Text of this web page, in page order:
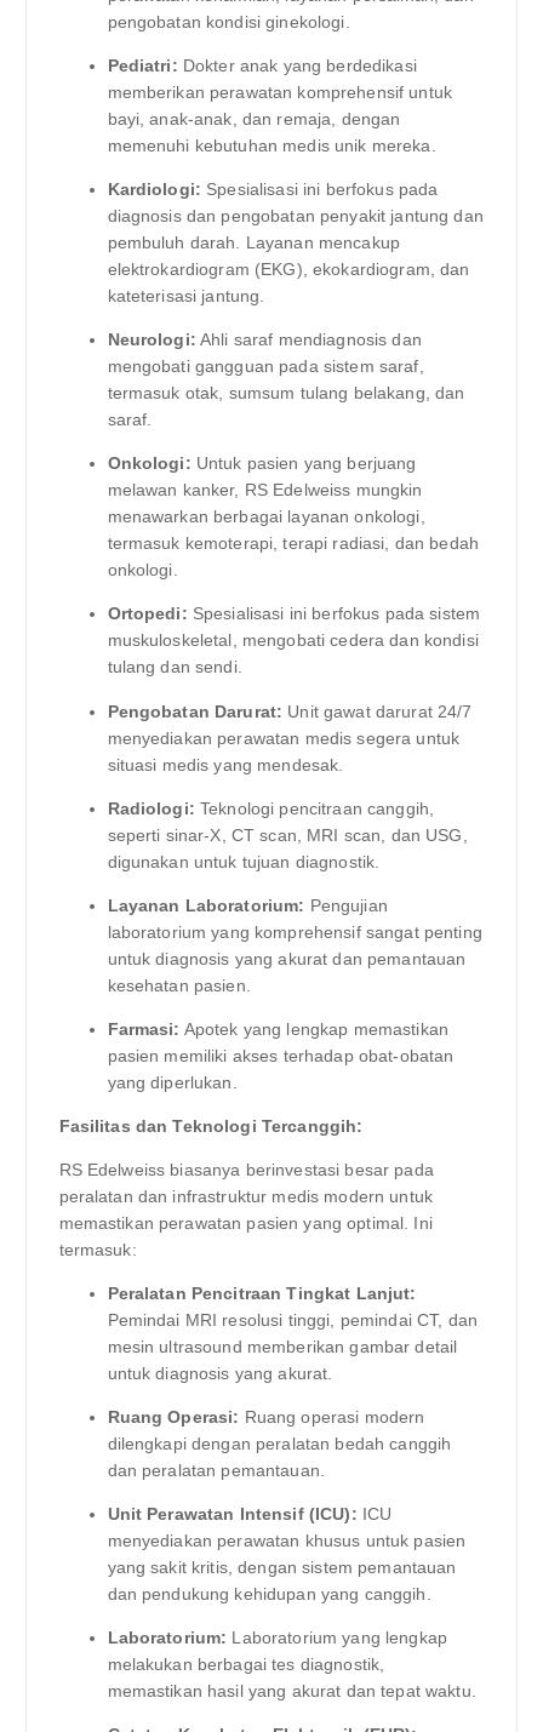
pengobatan kondisi ginekologi.
Pediatri: Dokter anak yang berdedikasi
memberikan perawatan komprehensif untuk
bayi, anak-anak, dan remaja, dengan
memenuhi kebutuhan medis unik mereka.
Kardiologi: Spesialisasi ini berfokus pada
diagnosis dan pengobatan penyakit jantung dan
pembuluh darah. Layanan mencakup
elektrokardiogram (EKG), ekokardiogram, dan
kateterisasi jantung.
Neurologi: Ahli saraf mendiagnosis dan
mengobati gangguan pada sistem saraf,
termasuk otak, sumsum tulang belakang, dan
saraf.
Onkologi: Untuk pasien yang berjuang
melawan kanker, RS Edelweiss mungkin
menawarkan berbagai layanan onkologi,
termasuk kemoterapi, terapi radiasi, dan bedah
onkologi.
Ortopedi: Spesialisasi ini berfokus pada sistem
muskuloskeletal, mengobati cedera dan kondisi
tulang dan sendi.
Pengobatan Darurat: Unit gawat darurat 24/7
menyediakan perawatan medis segera untuk
situasi medis yang mendesak.
Radiologi: Teknologi pencitraan canggih,
seperti sinar-X, CT scan, MRI scan, dan USG,
digunakan untuk tujuan diagnostik.
Layanan Laboratorium: Pengujian
laboratorium yang komprehensif sangat penting
untuk diagnosis yang akurat dan pemantauan
kesehatan pasien.
Farmasi: Apotek yang lengkap memastikan
pasien memiliki akses terhadap obat-obatan
yang diperlukan.
Fasilitas dan Teknologi Tercanggih:
RS Edelweiss biasanya berinvestasi besar pada
peralatan dan infrastruktur medis modern untuk
memastikan perawatan pasien yang optimal. Ini
termasuk:
Peralatan Pencitraan Tingkat Lanjut:
Pemindai MRI resolusi tinggi, pemindai CT, dan
mesin ultrasound memberikan gambar detail
untuk diagnosis yang akurat.
Ruang Operasi: Ruang operasi modern
dilengkapi dengan peralatan bedah canggih
dan peralatan pemantauan.
Unit Perawatan Intensif (ICU): ICU
menyediakan perawatan khusus untuk pasien
yang sakit kritis, dengan sistem pemantauan
dan pendukung kehidupan yang canggih.
Laboratorium: Laboratorium yang lengkap
melakukan berbagai tes diagnostik,
memastikan hasil yang akurat dan tepat waktu.